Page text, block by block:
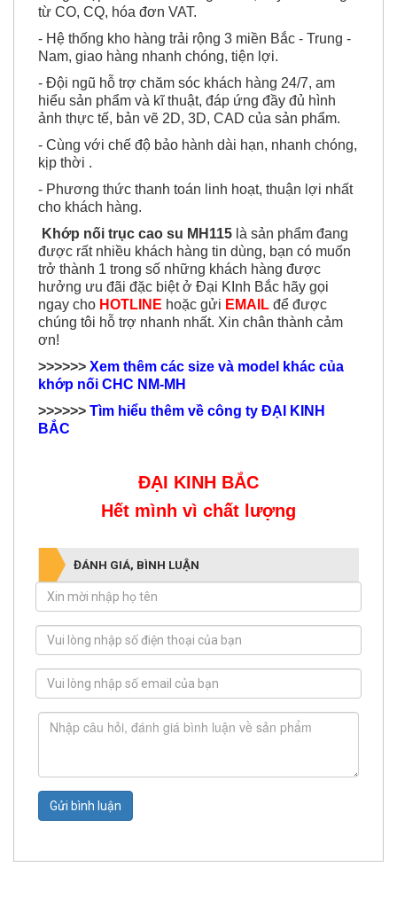
- Hệ thống kho hàng trải rộng 3 miền Bắc - Trung -
Nam, giao hàng nhanh chóng, tiện lợi.
- Đội ngũ hỗ trợ chăm sóc khách hàng 24/7, am
hiểu sản phẩm và kĩ thuật, đáp ứng đầy đủ hình
ảnh thực tế, bản vẽ 2D, 3D, CAD của sản phẩm.
- Cùng với chế độ bảo hành dài hạn, nhanh chóng,
kịp thời .
- Phương thức thanh toán linh hoạt, thuận lợi nhất
cho khách hàng.
Khớp nối trục cao su MH115
được rất nhiều khách hàng tin dùng, bạn có muốn
trở thành 1 trong số những khách hàng được
hưởng ưu đãi đặc biệt ở Đại KInh Bắc hãy gọi
ngay choHOTLINEhoặc gửi EMAILđể được
chúng tôi hỗ trợ nhanh nhất. Xin chân thành cảm
ơn!
>>>>>>
khớp nối CHC NM-MH
>>>>>>T ìm hiểu thêm về công ty ĐẠI KINH
BẮC
Hết mình vì chất lượng